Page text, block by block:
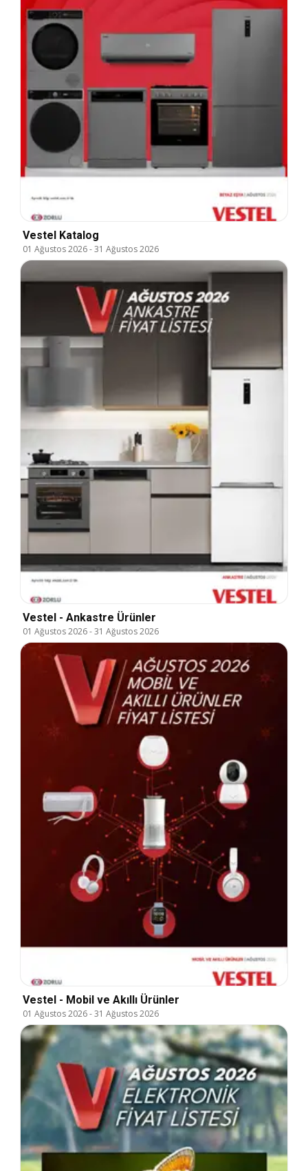
Vestel Katalog
01 Ağustos 2026-31 Ağustos 2026
Vestel - Ankastre Ürünler
01 Ağustos 2026-31 Ağustos 2026
Vestel - Mobil ve Akıllı Ürünler
01 Ağustos 2026-31 Ağustos 2026